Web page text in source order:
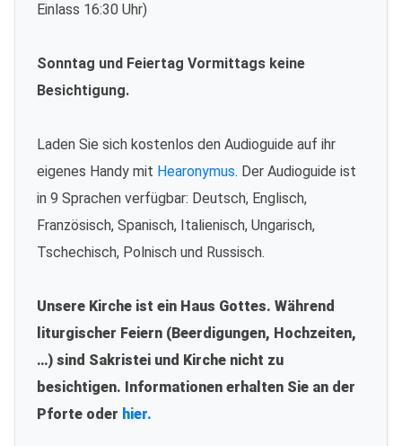
Einlass 16:30 Uhr)
Sonntag und Feiertag Vormittags keine
Besichtigung.
Laden Sie sich kostenlos den Audioguide auf ihr
eigenes Handy mit Hearonymus. Der Audioguide ist
in 9 Sprachen verfügbar: Deutsch, Englisch,
Französisch, Spanisch, Italienisch, Ungarisch,
Tschechisch, Polnisch und Russisch.
Unsere Kirche ist ein Haus Gottes. Während
liturgischer Feiern (Beerdigungen, Hochzeiten,
…) sind Sakristei und Kirche nicht zu
besichtigen. Informationen erhalten Sie an der
Pforte oder hier.